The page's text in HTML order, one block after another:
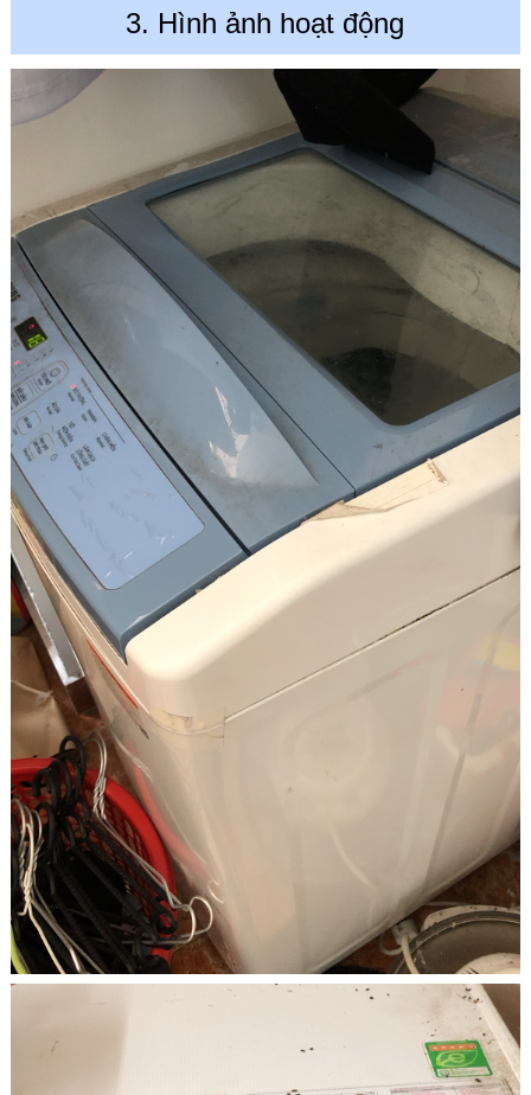
3. Hình ảnh hoạt động